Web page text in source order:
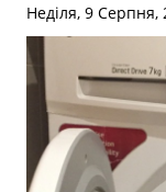
Неділя, 9 Серпня,